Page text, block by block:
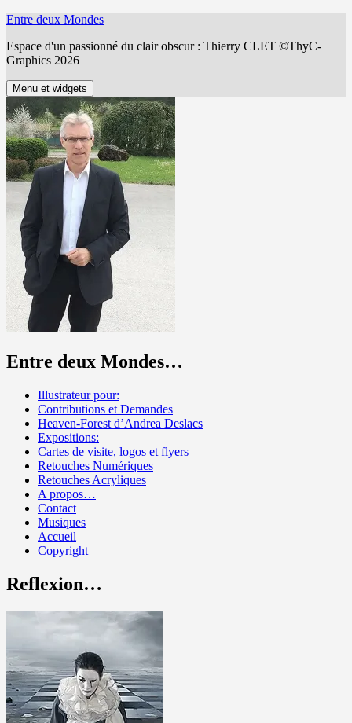
Aller
contenu
Entre deux Mondes
Espace d'un passionné du clair obscur : Thierry CLET ©ThyC-
Graphics 2026
Menu et widgets
Entre deux Mondes…
Illustrateur pour:
Contributions et Demandes
Heaven-Forest d’Andrea Deslacs
Expositions:
Cartes de visite, logos et flyers
Retouches Numériques
Retouches Acryliques
A propos…
Contact
Musiques
Accueil
Copyright
Reflexion…